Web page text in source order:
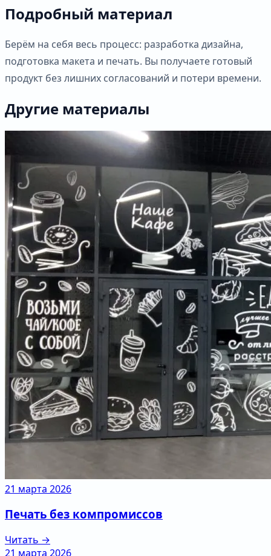
Подробный материал
Берём на себя весь процесс: разработка дизайна,
подготовка макета и печать. Вы получаете готовый
продукт без лишних согласований и потери времени.
Другие материалы
21 марта 2026
Печать без компромиссов
Читать →
21 марта 2026